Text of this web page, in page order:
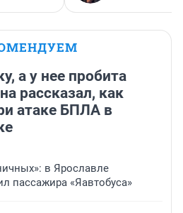
а у нее пробита
рассказал, как
атаке БПЛА в
в Ярославле
пассажира «Яавтобуса»